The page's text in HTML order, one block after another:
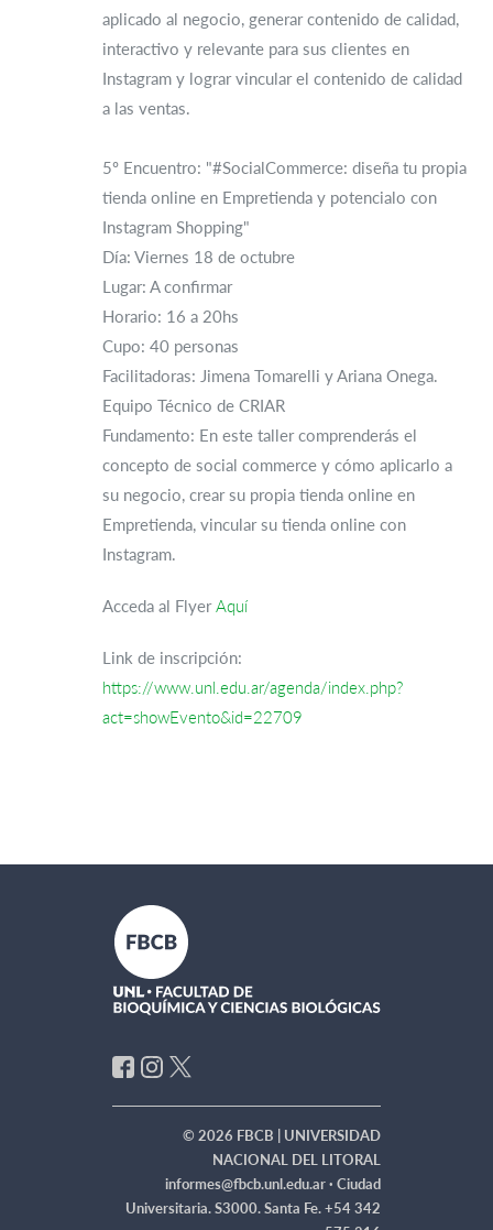
aplicado al negocio, generar contenido de calidad,
interactivo y relevante para sus clientes en
Instagram y lograr vincular el contenido de calidad
a las ventas.
5º Encuentro: "#SocialCommerce: diseña tu propia
tienda online en Empretienda y potencialo con
Instagram Shopping"
Día: Viernes 18 de octubre
Lugar: A confirmar
Horario: 16 a 20hs
Cupo: 40 personas
Facilitadoras: Jimena Tomarelli y Ariana Onega.
Equipo Técnico de CRIAR
Fundamento: En este taller comprenderás el
concepto de social commerce y cómo aplicarlo a
su negocio, crear su propia tienda online en
Empretienda, vincular su tienda online con
Instagram.
Acceda al FlyerAquí
Link de inscripción:
https://www.unl.edu.ar/agenda/index.php?
act=showEvento&id=22709
© 2026 FBCB | UNIVERSIDAD
NACIONAL DEL LITORAL
informes@fbcb.unl.edu.ar ·Ciudad
Universitaria. S3000. Santa Fe. +54 342